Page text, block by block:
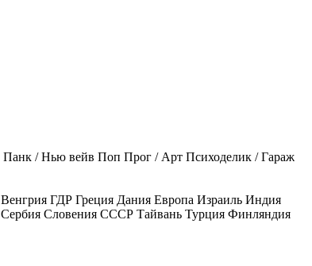
Панк / Нью вейв Поп Прог / Арт Психоделик / Гараж
Венгрия ГДР Греция Дания Европа Израиль Индия
Сербия Словения СССР Тайвань Турция Финляндия